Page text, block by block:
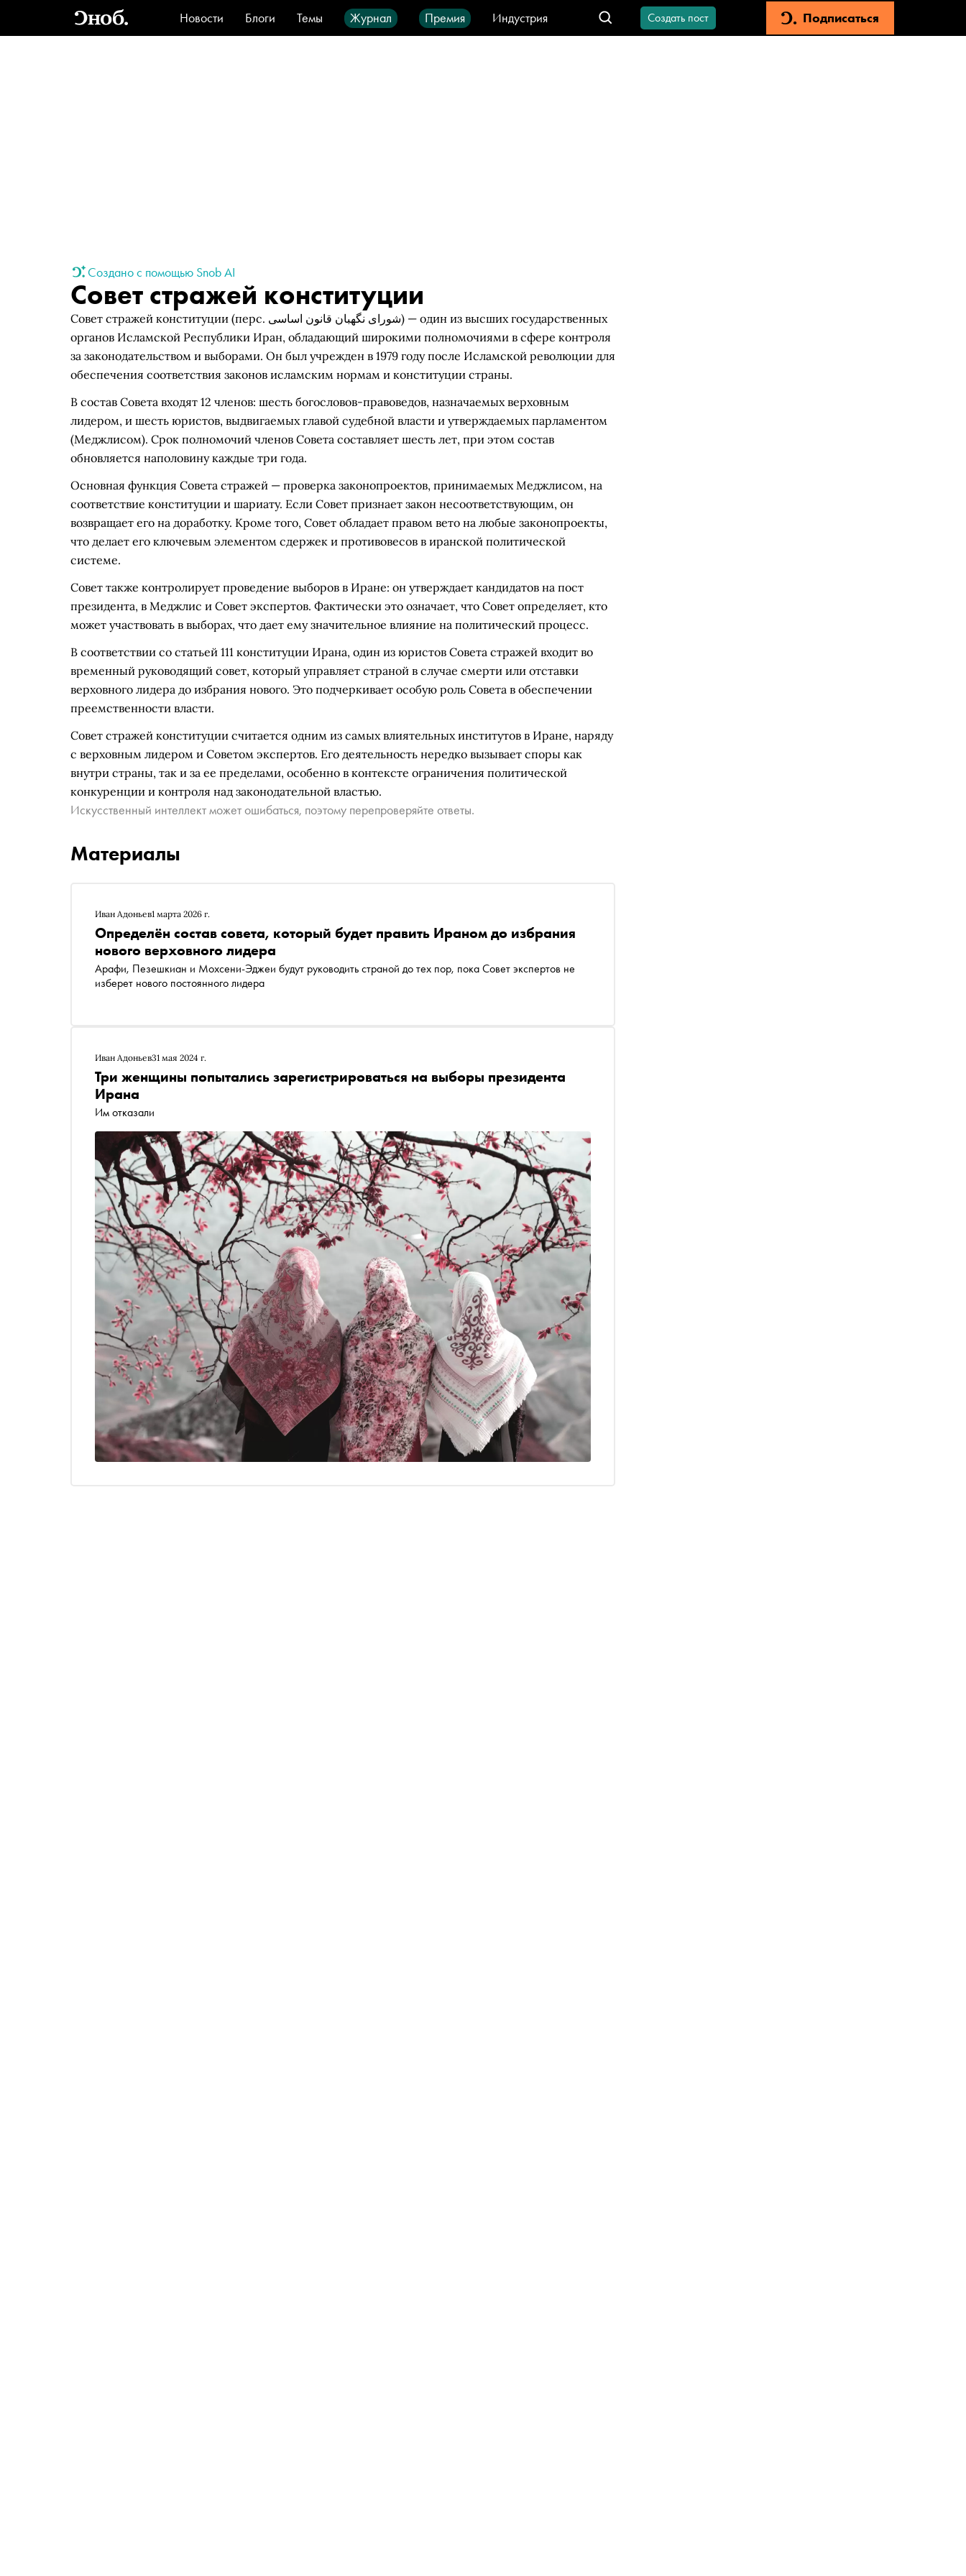
Новости Блоги Темы Журнал Премия
Индустрия
Стиль
Видео Город IT-продукты
Создать пост Подписаться
Создано с помощью Snob AI
Совет стражей конституции
Совет стражей конституции (перс. شورای نگهبان قانون اساسی) — один из высших государственных
органов Исламской Республики Иран, обладающий широкими полномочиями в сфере контроля
за законодательством и выборами. Он был учрежден в 1979 году после Исламской революции для
обеспечения соответствия законов исламским нормам и конституции страны.
В состав Совета входят 12 членов: шесть богословов-правоведов, назначаемых верховным
лидером, и шесть юристов, выдвигаемых главой судебной власти и утверждаемых парламентом
(Меджлисом). Срок полномочий членов Совета составляет шесть лет, при этом состав
обновляется наполовину каждые три года.
Основная функция Совета стражей — проверка законопроектов, принимаемых Меджлисом, на
соответствие конституции и шариату. Если Совет признает закон несоответствующим, он
возвращает его на доработку. Кроме того, Совет обладает правом вето на любые законопроекты,
что делает его ключевым элементом сдержек и противовесов в иранской политической
системе.
Совет также контролирует проведение выборов в Иране: он утверждает кандидатов на пост
президента, в Меджлис и Совет экспертов. Фактически это означает, что Совет определяет, кто
может участвовать в выборах, что дает ему значительное влияние на политический процесс.
В соответствии со статьей 111 конституции Ирана, один из юристов Совета стражей входит во
временный руководящий совет, который управляет страной в случае смерти или отставки
верховного лидера до избрания нового. Это подчеркивает особую роль Совета в обеспечении
преемственности власти.
Совет стражей конституции считается одним из самых влиятельных институтов в Иране, наряду
с верховным лидером и Советом экспертов. Его деятельность нередко вызывает споры как
внутри страны, так и за ее пределами, особенно в контексте ограничения политической
конкуренции и контроля над законодательной властью.
Искусственный интеллект может ошибаться, поэтому перепроверяйте ответы.
Материалы
Иван Адоньев1 марта 2026 г.
Определён состав совета, который будет править Ираном до избрания
нового верховного лидера
Арафи, Пезешкиан и Мохсени-Эджеи будут руководить страной до тех пор, пока Совет экспертов не
изберет нового постоянного лидера
Иван Адоньев31 мая 2024 г.
Три женщины попытались зарегистрироваться на выборы президента
Ирана
Им отказали